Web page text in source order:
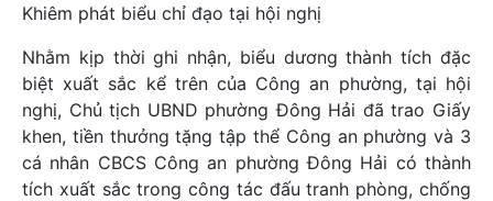
Khiêm phát biểu chỉ đạo tại hội nghị
Nhằm kịp thời ghi nhận, biểu dương thành tích đặc
biệt xuất sắc kể trên của Công an phường, tại hội
nghị, Chủ tịch UBND phường Đông Hải đã trao Giấy
khen, tiền thưởng tặng tập thể Công an phường và 3
cá nhân CBCS Công an phường Đông Hải có thành
tích xuất sắc trong công tác đấu tranh phòng, chống